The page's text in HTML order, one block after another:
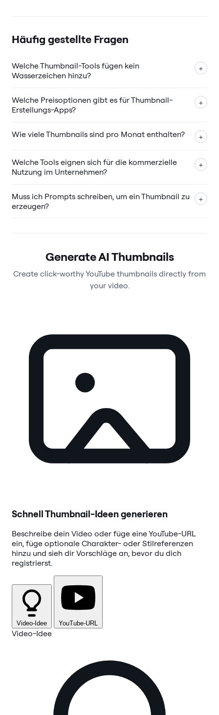
Häufig gestellte Fragen
Welche Thumbnail-Tools fügen kein
Wasserzeichen hinzu?
+
Welche Preisoptionen gibt es für Thumbnail-
Erstellungs-Apps?
+
Wie viele Thumbnails sind pro Monat enthalten? +
Welche Tools eignen sich für die kommerzielle
Nutzung im Unternehmen?
+
Muss ich Prompts schreiben, um ein Thumbnail zu
erzeugen?
+
Generate AI Thumbnails
Create click-worthy YouTube thumbnails directly from
your video.
Schnell Thumbnail-Ideen generieren
Beschreibe dein Video oder füge eine YouTube-URL
ein, füge optionale Charakter- oder Stilreferenzen
hinzu und sieh dir Vorschläge an, bevor du dich
registrierst.
Video-Idee YouTube-URL
Video-Idee